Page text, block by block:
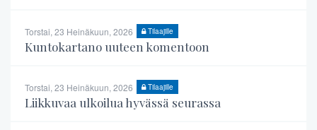
Torstai, 23 Heinäkuun, 2026 Tilaajille
Kuntokartano uuteen komentoon
Torstai, 23 Heinäkuun, 2026 Tilaajille
Liikkuvaa ulkoilua hyvässä seurassa